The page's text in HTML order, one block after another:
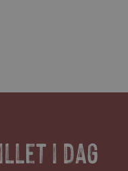
i dag